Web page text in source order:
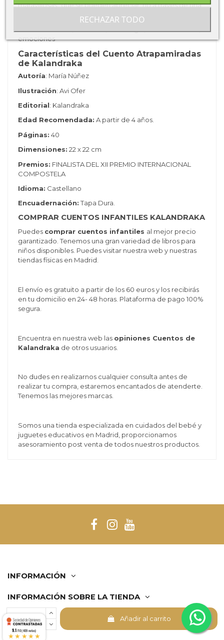
Añadir al carrito
maravillosas” que se pueden apreciar, no a través de una
Temática: familia, sociedad, tecnología, incomunicación,
emociones
Características del Cuento Atrapamiradas
de Kalandraka
Autoría: María Núñez
Ilustración: Avi Ofer
Editorial: Kalandraka
Edad Recomendada: A partir de 4 años.
Páginas: 40
Dimensiones: 22 x 22 cm
Premios: FINALISTA DEL XII PREMIO INTERNACIONAL
COMPOSTELA
Idioma: Castellano
Encuadernación:Tapa Dura.
COMPRAR CUENTOS INFANTILES KALANDRAKA
Puedes comprar cuentos infantiles al mejor precio
garantizado. Tenemos una gran variedad de libros para
niños disponibles. Puedes visitar nuestra web y nuestras
tiendas físicas en Madrid.
El envío es gratuito a partir de los 60 euros y los recibirás
en tu domicilio en 24- 48 horas. Plataforma de pago 100%
segura.
Encuentra en nuestra web las opiniones Cuentos de
Kalandraka de otros usuarios.
No dudes en realizarnos cualquier consulta antes de
realizar tu compra, estaremos encantados de atenderte.
Tenemos las mejores marcas.
Somos una tienda especializada en cuidados del bebé y
juguetes educativos en Madrid, proporcionamos
asesoramiento post venta de todos nuestros productos.
INFORMACIÓN
INFORMACIÓN SOBRE LA TIENDA
RECHAZAR TODO
Comerciante aprobado por la Sociedad de Opiniones
Contrastadas, haga clic aquí para mostrar el certificado.
9.1/10 (409 notas)
★★★★★